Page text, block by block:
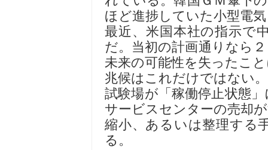
ほど進捗していた小型電
最近、米国本社の指示で
だ。当初の計画通りなら
未来の可能性を失ったこ
兆候はこれだけではない
試験場が「稼働停止状態
サービスセンターの売却
縮小、あるいは整理する
る。